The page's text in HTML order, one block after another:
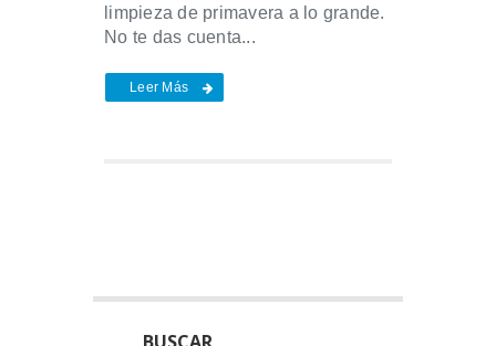
limpieza de primavera a lo grande.
No te das cuenta...
Leer Más